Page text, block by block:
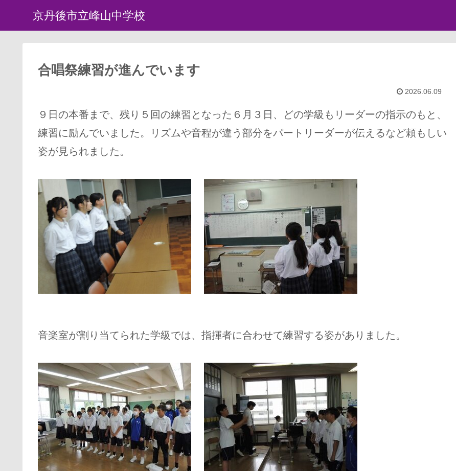
京丹後市立峰山中学校
合唱祭練習が進んでいます
2026.06.09
９日の本番まで、残り５回の練習となった６月３日、どの学級もリーダーの指示のもと、
練習に励んでいました。リズムや音程が違う部分をパートリーダーが伝えるなど頼もしい
姿が見られました。
音楽室が割り当てられた学級では、指揮者に合わせて練習する姿がありました。